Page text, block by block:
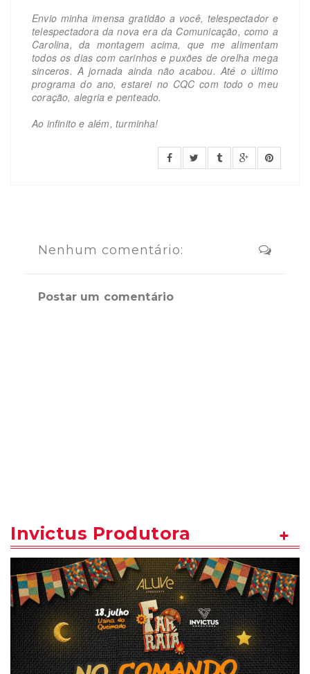
Envio minha imensa gratidão a você, telespectador e
telespectadora da nova era da Comunicação, como a
Carolina, da montagem acima, que me alimentam
todos os dias com carinhos e puxões de orelha mega
sinceros. A jornada ainda não acabou. Até o último
programa do ano, estarei no CQC com todo o meu
coração, alegria e penteado.
Ao infinito e além, turminha!
Nenhum comentário:
Postar um comentário
Invictus Produtora